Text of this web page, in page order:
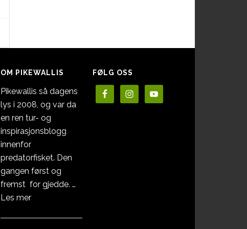
OM PIKEWALLIS
Pikewallis så dagens
lys i 2008, og var da
en ren tur- og
inspirasjonsblogg
innenfor
predatorfisket. Den
gangen først og
fremst for gjedde. …
Les meromOm
FØLG OSS